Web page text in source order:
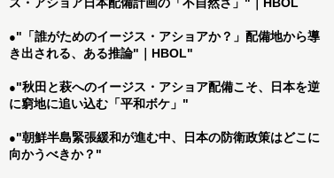
ス・アショア日本配備計画の「不自然さ」"｜HBOL
●"「誰がためのイージス・アショアか？」配備地から導
き出される、ある推論"｜HBOL"
●"秋田と萩へのイージス・アショア配備こそ、日本を逆
に窮地に追い込む「平和ボケ」"
●"朝鮮半島緊張緩和が進む中、日本の防衛政策はどこに
向かうべきか？"